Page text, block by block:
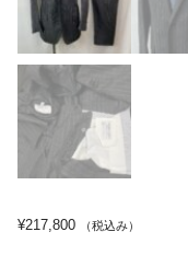
¥217,800 （税込み）